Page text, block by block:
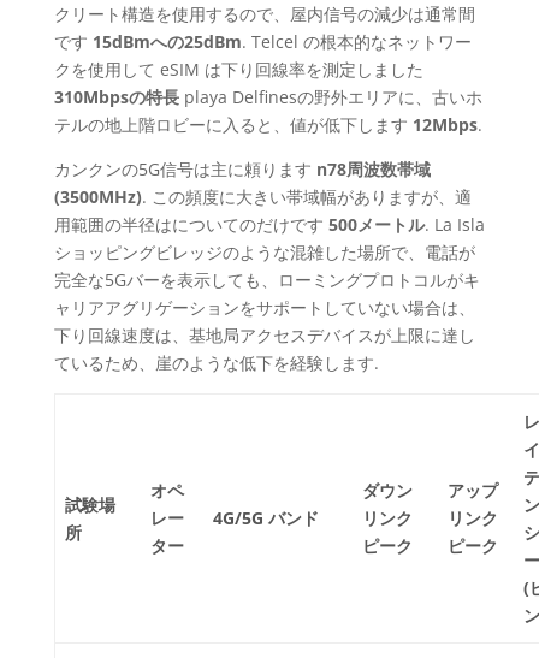
クリート構造を使用するので、屋内信号の減少は通常間
です 15dBmへの25dBm. Telcel の根本的なネットワー
クを使用して eSIM は下り回線率を測定しました
310Mbpsの特長playa Delfinesの野外エリアに、古いホ
テルの地上階ロビーに入ると、値が低下します 12Mbps.
カンクンの5G信号は主に頼ります n78周波数帯域
(3500MHz). この頻度に大きい帯域幅がありますが、適
用範囲の半径はについてのだけです 500メートル. La Isla
ショッピングビレッジのような混雑した場所で、電話が
完全な5Gバーを表示しても、ローミングプロトコルがキ
ャリアアグリゲーションをサポートしていない場合は、
下り回線速度は、基地局アクセスデバイスが上限に達し
ているため、崖のような低下を経験します.
試験場
所
オペ
レー
ター
4G/5G バンド
ダウン
リンク
ピーク
アップ
リンク
ピーク
レ
イ
テ
ン
シ
ー
(